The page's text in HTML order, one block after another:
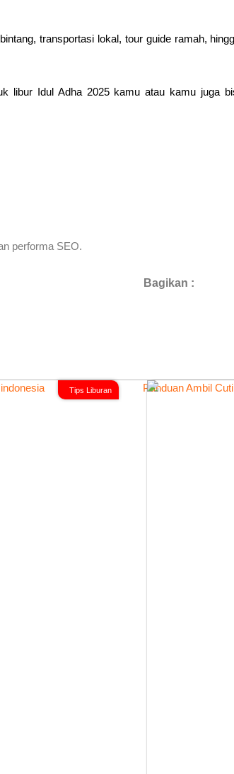
transportasi lokal, tour guide ramah,
libur Idul Adha 2025 kamu atau kamu juga
performa SEO.
Bagikan :
Tips Liburan